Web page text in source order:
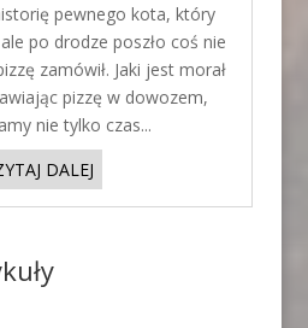
pewnego kota, który
po drodze poszło coś nie
zamówił. Jaki jest morał
pizzę w dowozem,
nie tylko czas...
DALEJ